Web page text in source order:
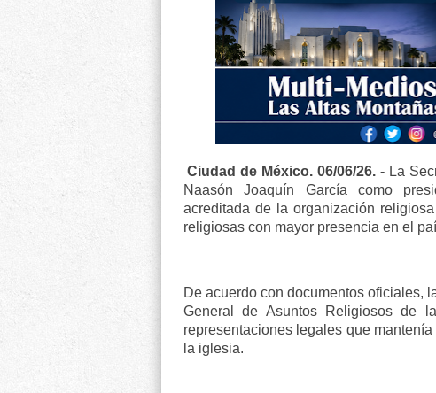
Ciudad de México. 06/06/26. - La
Naasón Joaquín García como
acreditada de la organización
religiosas con mayor presencia en el
De acuerdo con documentos oficiales,
General de Asuntos Religiosos de
representaciones legales que
la iglesia.